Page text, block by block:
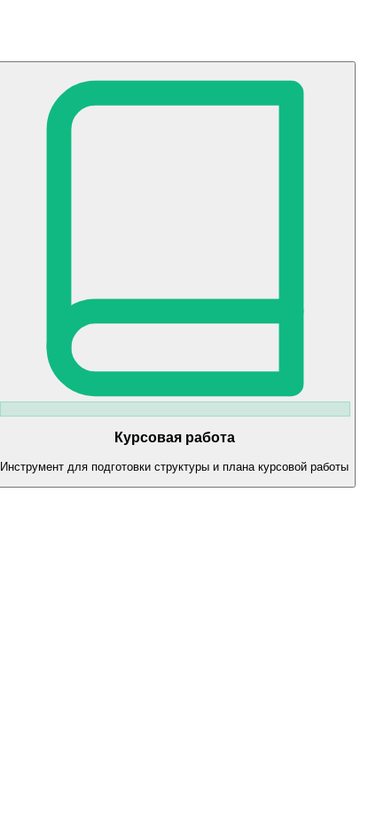
Курсовая работа
Инструмент для подготовки структуры и плана курсовой работы